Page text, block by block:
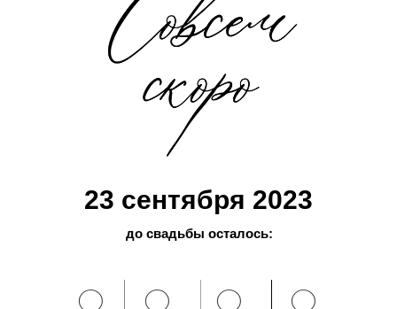
0 0 0 0
23 сентября 2023
до свадьбы осталось: